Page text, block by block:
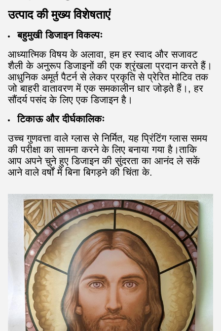
उत्पाद की मुख्य विशेषताएं
बहुमुखी डिजाइन विकल्पः
आध्यात्मिक विषय के अलावा, हम हर स्वाद और सजावट
शैली के अनुरूप डिजाइनों की एक श्रृंखला प्रदान करते हैं।
आधुनिक अमूर्त पैटर्न से लेकर प्रकृति से प्रेरित मोटिव तक
जो बाहरी वातावरण में एक समकालीन धार जोड़ते हैं।, हर
सौंदर्य पसंद के लिए एक डिजाइन है।
टिकाऊ और दीर्घकालिकः
उच्च गुणवत्ता वाले ग्लास से निर्मित, यह प्रिंटिंग ग्लास समय
की परीक्षा का सामना करने के लिए बनाया गया है।ताकि
आप अपने चुने हुए डिजाइन की सुंदरता का आनंद ले सकें
आने वाले वर्षों में बिना बिगड़ने की चिंता के.